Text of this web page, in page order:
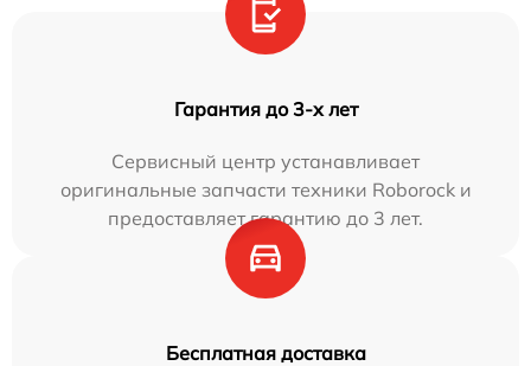
Гарантия до 3-х лет
Сервисный центр устанавливает
оригинальные запчасти техники Roborock и
предоставляет гарантию до 3 лет.
Бесплатная доставка